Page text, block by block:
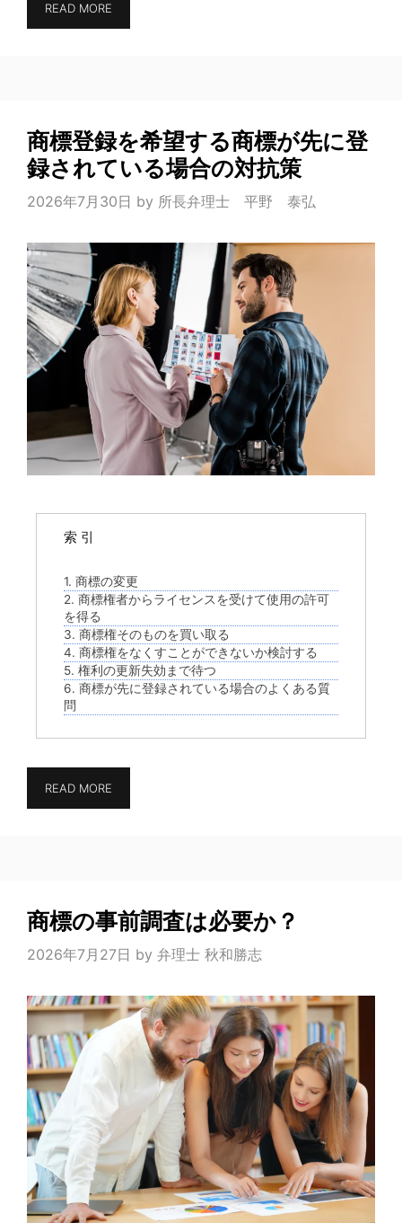
READ MORE
商標登録を希望する商標が先に登
録されている場合の対抗策
2026年7月30日 by 所長弁理士 平野 泰弘
索 引
1. 商標の変更
2. 商標権者からライセンスを受けて使用の許可
を得る
3. 商標権そのものを買い取る
4. 商標権をなくすことができないか検討する
5. 権利の更新失効まで待つ
6. 商標が先に登録されている場合のよくある質
問
READ MORE
商標の事前調査は必要か？
2026年7月27日 by 弁理士 秋和勝志